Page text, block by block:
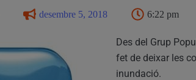
desembre 5, 2018 6:22 pm
Des del Grup
fet de deixar les
inundació.